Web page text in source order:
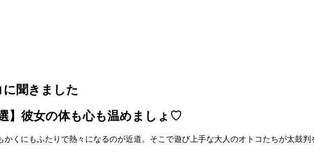
聞きました
】彼女の体も心も温めましょ♡
くにもふたりで熱々になるのが近道。そこで遊び上手な大人のオトコたちが太鼓